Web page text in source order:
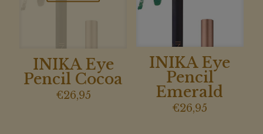
INIKA Eye
Pencil Cocoa
€26,95
INIKA Eye
Pencil
Emerald
€26,95